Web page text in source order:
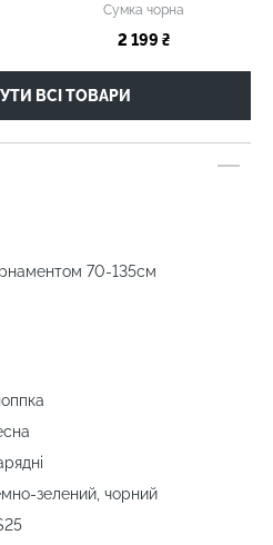
Сумка чорна
2 199 ₴
ВСІ ТОВАРИ
70-135см
зелений, чорний